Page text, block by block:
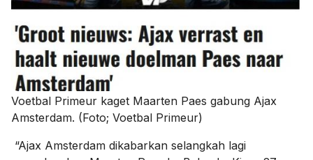
Voetbal Primeur kaget Maarten Paes gabung Ajax
Amsterdam. (Foto; Voetbal Primeur)
“Ajax Amsterdam dikabarkan selangkah lagi